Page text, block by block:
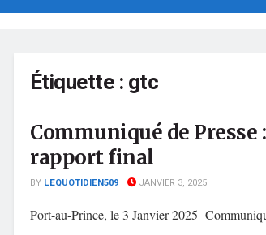
Étiquette :gtc
Communiqué de
rapport final
BY LEQUOTIDIEN509 JANVIER 3, 2025
Port-au-Prince, le 3 Janvier 2025